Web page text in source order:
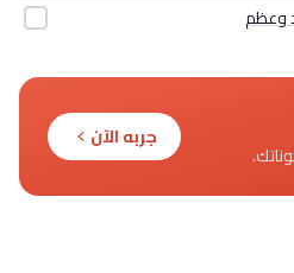
وعظم
جربه الآن